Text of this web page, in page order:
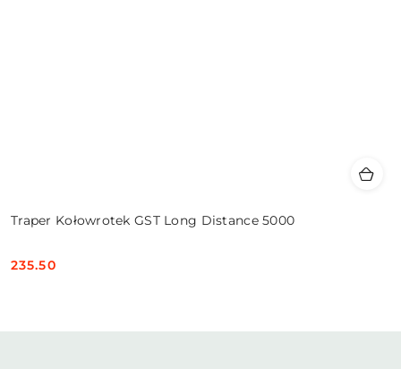
Traper Kołowrotek GST Long Distance 5000
Cena:
235.50